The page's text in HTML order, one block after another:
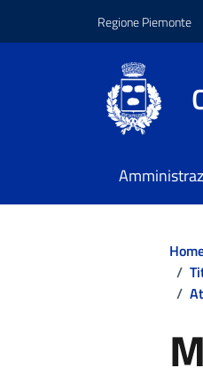
Regione Piemonte
/
/